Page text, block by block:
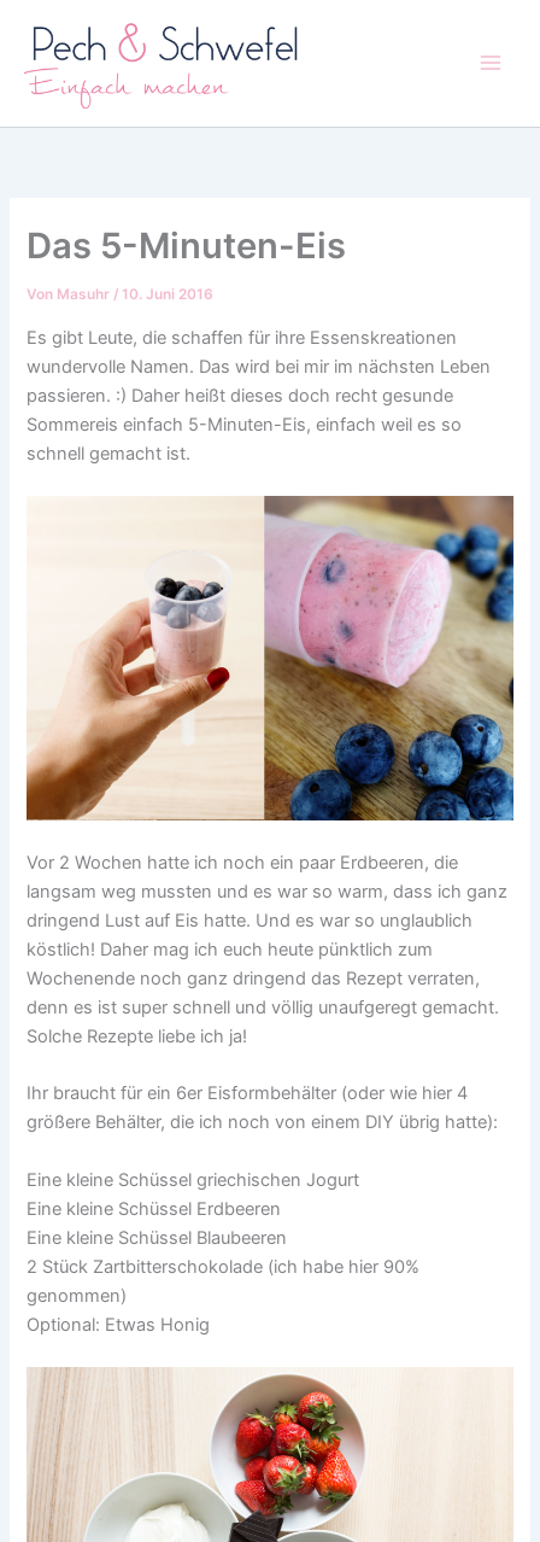
Inhalt
springen
Das 5-Minuten-Eis
Von Masuhr /10. Juni 2016
Es gibt Leute, die schaffen für ihre Essenskreationen
wundervolle Namen. Das wird bei mir im nächsten Leben
passieren. :) Daher heißt dieses doch recht gesunde
Sommereis einfach 5-Minuten-Eis, einfach weil es so
schnell gemacht ist.
Vor 2 Wochen hatte ich noch ein paar Erdbeeren, die
langsam weg mussten und es war so warm, dass ich ganz
dringend Lust auf Eis hatte. Und es war so unglaublich
köstlich! Daher mag ich euch heute pünktlich zum
Wochenende noch ganz dringend das Rezept verraten,
denn es ist super schnell und völlig unaufgeregt gemacht.
Solche Rezepte liebe ich ja!
Ihr braucht für ein 6er Eisformbehälter (oder wie hier 4
größere Behälter, die ich noch von einem DIY übrig hatte):
Eine kleine Schüssel griechischen Jogurt
Eine kleine Schüssel Erdbeeren
Eine kleine Schüssel Blaubeeren
2 Stück Zartbitterschokolade (ich habe hier 90%
genommen)
Optional: Etwas Honig